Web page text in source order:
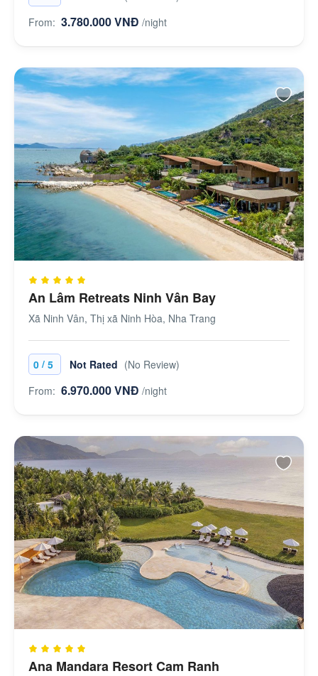
From: 3.780.000 VNĐ /night
An Lâm Retreats Ninh Vân Bay
Xã Ninh Vân, Thị xã Ninh Hòa, Nha Trang
0 / 5 Not Rated (No Review)
From: 6.970.000 VNĐ /night
Ana Mandara Resort Cam Ranh